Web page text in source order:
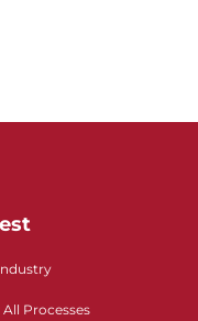
Processes